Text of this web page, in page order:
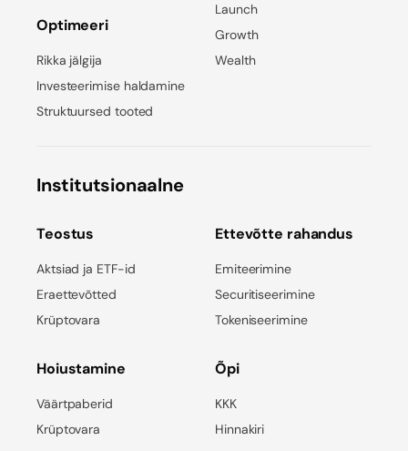
Optimeeri
Rikka jälgija
Investeerimise haldamine
Struktuursed tooted
Launch
Growth
Wealth
Institutsionaalne
Teostus
Aktsiad ja ETF-id
Eraettevõtted
Krüptovara
Hoiustamine
Väärtpaberid
Krüptovara
Ettevõtte rahandus
Emiteerimine
Securitiseerimine
Tokeniseerimine
Õpi
KKK
Hinnakiri